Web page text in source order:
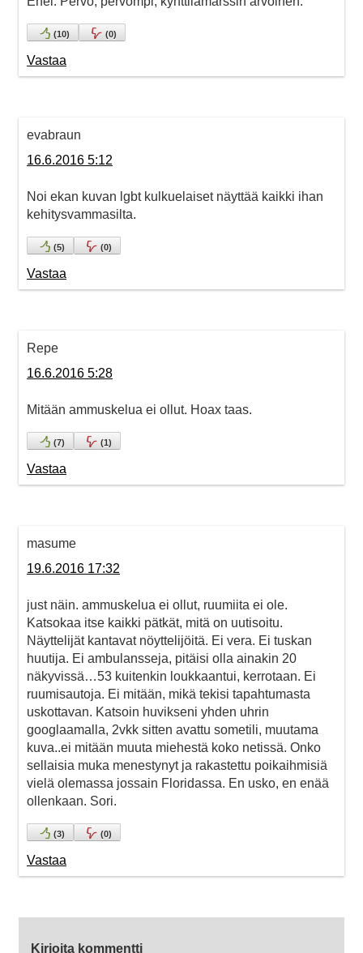
(10) (0)
Vastaa
evabraun
16.6.2016 5:12
Noi ekan kuvan lgbt kulkuelaiset näyttää kaikki ihan
kehitysvammasilta.
(5) (0)
Vastaa
Repe
16.6.2016 5:28
Mitään ammuskelua ei ollut. Hoax taas.
(7) (1)
Vastaa
masume
19.6.2016 17:32
just näin. ammuskelua ei ollut, ruumiita ei ole.
Katsokaa itse kaikki pätkät, mitä on uutisoitu.
Näyttelijät kantavat nöyttelijöitä. Ei vera. Ei tuskan
huutija. Ei ambulansseja, pitäisi olla ainakin 20
näkyvissä…53 kuitenkin loukkaantui, kerrotaan. Ei
ruumisautoja. Ei mitään, mikä tekisi tapahtumasta
uskottavan. Katsoin huvikseni yhden uhrin
googlaamalla, 2vkk sitten avattu sometili, muutama
kuva..ei mitään muuta miehestä koko netissä. Onko
sellaisia muka menestynyt ja rakastettu poikaihmisiä
vielä olemassa jossain Floridassa. En usko, en enää
ollenkaan. Sori.
(3) (0)
Vastaa
Kirjoita kommentti